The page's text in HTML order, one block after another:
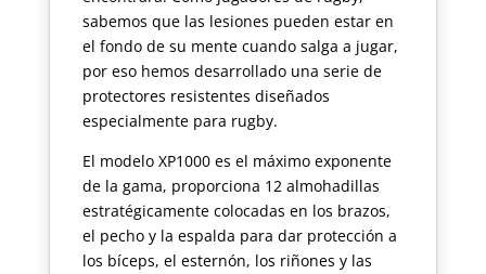
sabemos que las lesiones pueden estar en
el fondo de su mente cuando salga a jugar,
por eso hemos desarrollado una serie de
protectores resistentes diseñados
especialmente para rugby.
El modelo XP1000 es el máximo exponente
de la gama, proporciona 12 almohadillas
estratégicamente colocadas en los brazos,
el pecho y la espalda para dar protección a
los bíceps, el esternón, los riñones y las